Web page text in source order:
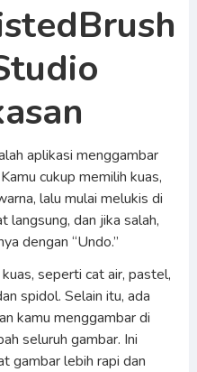
aplikasi menggambar
cukup memilih kuas,
lalu mulai melukis di
langsung, dan jika salah,
dengan “Undo.”
seperti cat air, pastel,
spidol. Selain itu, ada
kamu menggambar di
seluruh gambar. Ini
gambar lebih rapi dan